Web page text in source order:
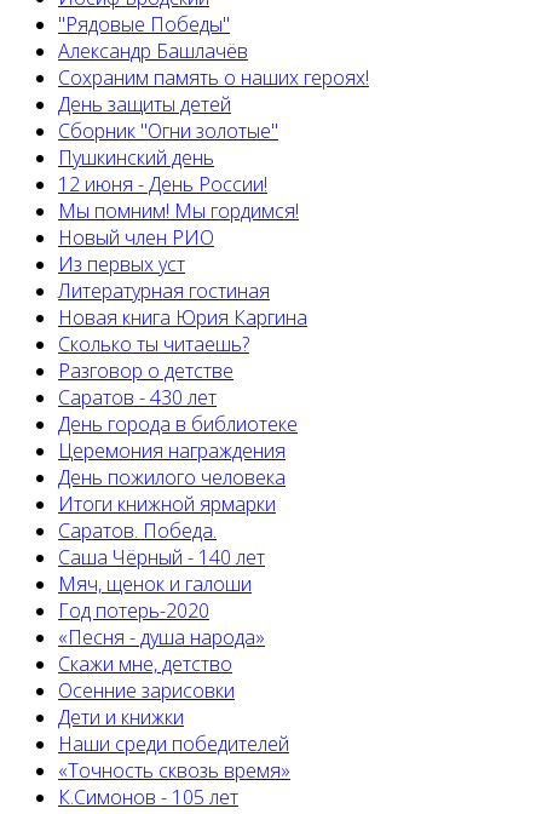
"Рядовые Победы"
Александр Башлачёв
Сохраним память о наших героях!
День защиты детей
Сборник "Огни золотые"
Пушкинский день
12 июня - День России!
Мы помним! Мы гордимся!
Новый член РИО
Из первых уст
Литературная гостиная
Новая книга Юрия Каргина
Сколько ты читаешь?
Разговор о детстве
Саратов - 430 лет
День города в библиотеке
Церемония награждения
День пожилого человека
Итоги книжной ярмарки
Саратов. Победа.
Саша Чёрный - 140 лет
Мяч, щенок и галоши
Год потерь-2020
«Песня - душа народа»
Скажи мне, детство
Осенние зарисовки
Дети и книжки
Наши среди победителей
«Точность сквозь время»
К.Симонов - 105 лет